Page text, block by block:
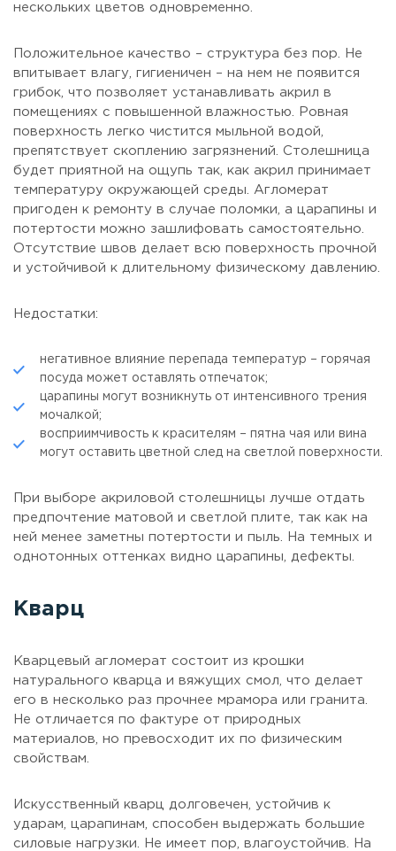
нескольких цветов одновременно.
Положительное качество – структура без пор. Не
впитывает влагу, гигиеничен – на нем не появится
грибок, что позволяет устанавливать акрил в
помещениях с повышенной влажностью. Ровная
поверхность легко чистится мыльной водой,
препятствует скоплению загрязнений. Столешница
будет приятной на ощупь так, как акрил принимает
температуру окружающей среды. Агломерат
пригоден к ремонту в случае поломки, а царапины и
потертости можно зашлифовать самостоятельно.
Отсутствие швов делает всю поверхность прочной
и устойчивой к длительному физическому давлению.
Недостатки:
негативное влияние перепада температур – горячая
посуда может оставлять отпечаток;
царапины могут возникнуть от интенсивного трения
мочалкой;
восприимчивость к красителям – пятна чая или вина
могут оставить цветной след на светлой поверхности.
При выборе акриловой столешницы лучше отдать
предпочтение матовой и светлой плите, так как на
ней менее заметны потертости и пыль. На темных и
однотонных оттенках видно царапины, дефекты.
Кварц
Кварцевый агломерат состоит из крошки
натурального кварца и вяжущих смол, что делает
его в несколько раз прочнее мрамора или гранита.
Не отличается по фактуре от природных
материалов, но превосходит их по физическим
свойствам.
Искусственный кварц долговечен, устойчив к
ударам, царапинам, способен выдержать большие
силовые нагрузки. Не имеет пор, влагоустойчив. На